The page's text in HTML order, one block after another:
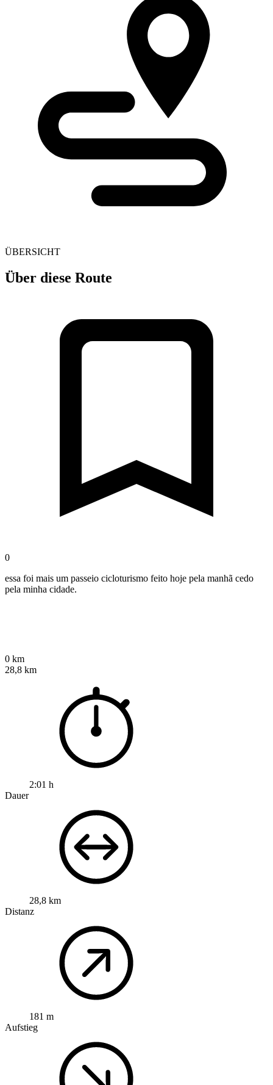
ÜBERSICHT
Über diese Route
0
essa foi mais um passeio cicloturismo feito hoje pela manhã cedo
pela minha cidade.
0 km
28,8 km
2:01 h
Dauer
28,8 km
Distanz
181 m
Aufstieg